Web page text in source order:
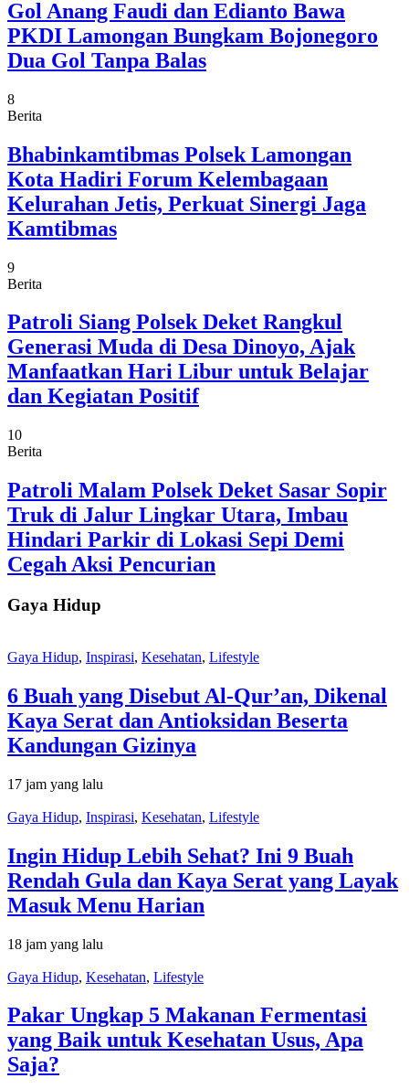
Gol Anang Faudi dan Edianto Bawa
PKDI Lamongan Bungkam Bojonegoro
Dua Gol Tanpa Balas
8
Berita
Bhabinkamtibmas Polsek Lamongan
Kota Hadiri Forum Kelembagaan
Kelurahan Jetis, Perkuat Sinergi Jaga
Kamtibmas
9
Berita
Patroli Siang Polsek Deket Rangkul
Generasi Muda di Desa Dinoyo, Ajak
Manfaatkan Hari Libur untuk Belajar
dan Kegiatan Positif
10
Berita
Patroli Malam Polsek Deket Sasar Sopir
Truk di Jalur Lingkar Utara, Imbau
Hindari Parkir di Lokasi Sepi Demi
Cegah Aksi Pencurian
Gaya Hidup
Gaya Hidup, Inspirasi, Kesehatan, Lifestyle
6 Buah yang Disebut Al-Qur’an, Dikenal
Kaya Serat dan Antioksidan Beserta
Kandungan Gizinya
17 jam yang lalu
Gaya Hidup, Inspirasi, Kesehatan, Lifestyle
Ingin Hidup Lebih Sehat? Ini 9 Buah
Rendah Gula dan Kaya Serat yang Layak
Masuk Menu Harian
18 jam yang lalu
Gaya Hidup, Kesehatan, Lifestyle
Pakar Ungkap 5 Makanan Fermentasi
yang Baik untuk Kesehatan Usus, Apa
Saja?